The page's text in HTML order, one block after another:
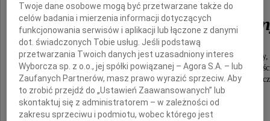
dr. inż. Ryszarda
nauczyciela akademickiego, cenionego geodety,
Człowieka wielkiego serca i ogromnej
wieloletniego pracownika Uniwersytetu
we Wrocławiu.
Twoje dane osobowe mogą być przetwarzane także do
celów badania i mierzenia informacji dotyczących
funkcjonowania serwisów i aplikacji lub łączone z danymi
dot. świadczonych Tobie usług. Jeśli podstawą
przetwarzania Twoich danych jest uzasadniony interes
Wyborcza sp. z o.o., jej spółki powiązanej – Agora S.A. – lub
Zaufanych Partnerów, masz prawo wyrazić sprzeciw. Aby
to zrobić przejdź do „Ustawień Zaawansowanych” lub
skontaktuj się z administratorem – w zależności od
zakresu sprzeciwu i podmiotu, wobec którego jest